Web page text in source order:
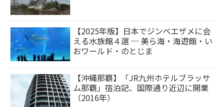
【2025年版】日本でジンベエザメに会
える水族館４選 ─ 美ら海・海遊館・い
おワールド・のとじま
【沖縄那覇】「JR九州ホテルブラッサ
ム那覇」宿泊記、国際通り近辺に開業
（2016年）